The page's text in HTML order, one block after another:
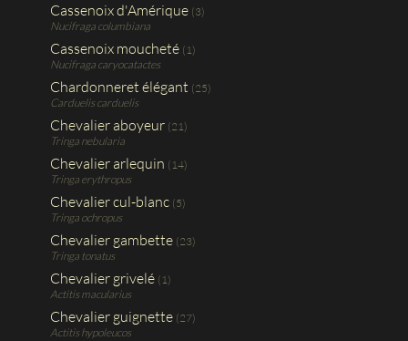
Cassenoix d'Amérique (3)
Nucifraga columbiana
Cassenoix moucheté (1)
Nucifraga caryocatactes
Chardonneret élégant (25)
Carduelis carduelis
Chevalier aboyeur (21)
Tringa nebularia
Chevalier arlequin (14)
Tringa erythropus
Chevalier cul-blanc (5)
Tringa ochropus
Chevalier gambette (23)
Tringa tonatus
Chevalier grivelé (1)
Actitis macularius
Chevalier guignette (27)
Actitis hypoleucos